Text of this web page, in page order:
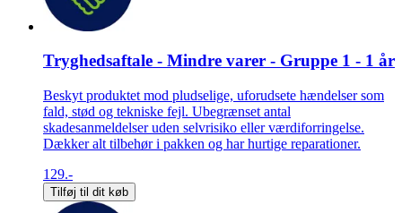
Tryghedsaftale - Mindre varer - Gruppe 1 - 1 år
Beskyt produktet mod pludselige, uforudsete hændelser som
fald, stød og tekniske fejl. Ubegrænset antal
skadesanmeldelser uden selvrisiko eller værdiforringelse.
Dækker alt tilbehør i pakken og har hurtige reparationer.
129.-
Tilføj til dit køb